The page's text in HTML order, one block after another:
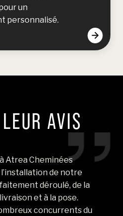
un
personnalisé.
AVIS
Atrea Cheminées
de notre
déroulé, de la
et à la pose.
concurrents du